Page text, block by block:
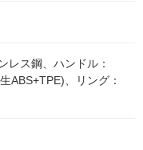
レス鋼、ハンドル：
ABS+TPE)、リング：